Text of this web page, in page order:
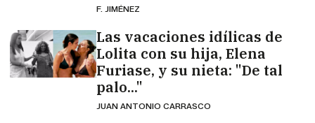
F. JIMÉNEZ
Las vacaciones idílicas de
Lolita con su hija, Elena
Furiase, y su nieta: "De tal
palo..."
JUAN ANTONIO CARRASCO